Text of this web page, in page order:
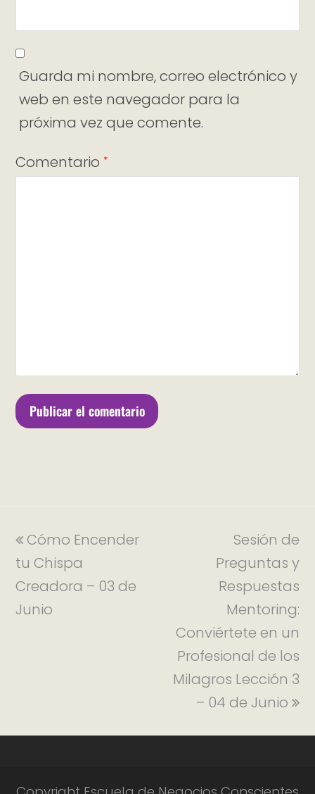
Guarda mi nombre, correo electrónico y
web en este navegador para la
próxima vez que comente.
Comentario *
Cómo Encender
tu Chispa
Creadora – 03 de
Junio
Sesión de
Preguntas y
Respuestas
Mentoring:
Conviértete en un
Profesional de los
Milagros Lección 3
– 04 de Junio